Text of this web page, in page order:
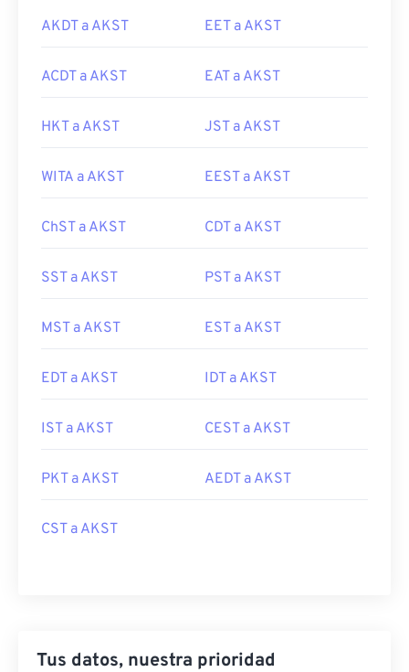
AKDT a AKST EET a AKST
ACDT a AKST EAT a AKST
HKT a AKST JST a AKST
WITA a AKST EEST a AKST
ChST a AKST CDT a AKST
SST a AKST PST a AKST
MST a AKST EST a AKST
EDT a AKST IDT a AKST
IST a AKST CEST a AKST
PKT a AKST AEDT a AKST
CST a AKST
Tus datos, nuestra prioridad